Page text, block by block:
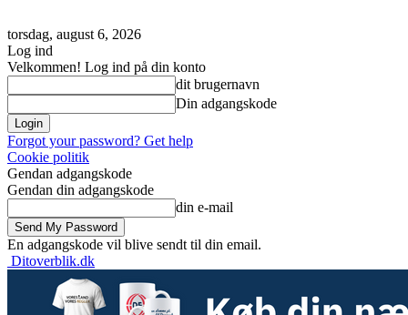
torsdag, august 6, 2026
Log ind
Velkommen! Log ind på din konto
dit brugernavn
Din adgangskode
Forgot your password? Get help
Cookie politik
Gendan adgangskode
Gendan din adgangskode
din e-mail
En adgangskode vil blive sendt til din email.
Ditoverblik.dk